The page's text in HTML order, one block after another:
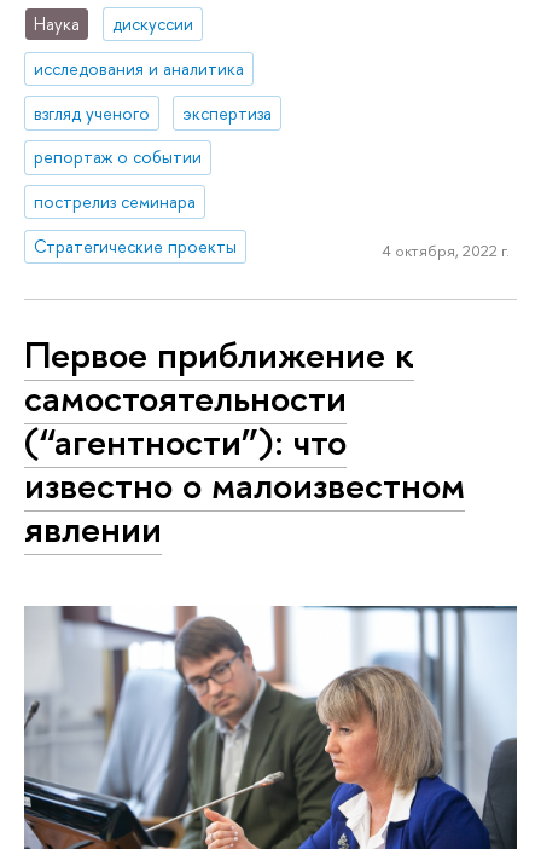
Наука
дискуссии
исследования и аналитика
взгляд ученого
экспертиза
репортаж о событии
пострелиз семинара
Стратегические проекты
4 октября, 2022 г.
Первое приближение к
самостоятельности
(“агентности”): что
известно о малоизвестном
явлении